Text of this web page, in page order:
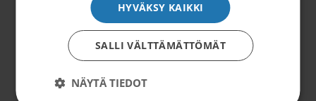
Tilaa uutiskirje
Tietoa ja tukea
HYVÄKSY KAIKKI
SALLI VÄLTTÄMÄTTÖMÄT
NÄYTÄ TIEDOT